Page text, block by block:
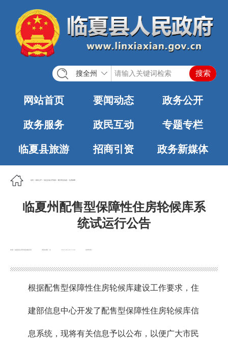
搜全州
网站首页 要闻动态 政务公开
政务服务 政民互动 专题专栏
临夏县旅游 招商引资 政务新媒体
首页 政务公开 法定主动公开内容 重大民生信息 住房保障
临夏州配售型保障性住房轮候库系
统试运行公告
浏览次数： 发布时间：
2025-06-20 15:48
根据配售型保障性住房轮候库建设工作要求，住
建部信息中心开发了配售型保障性住房轮候库信
息系统，现将有关信息予以公布，以便广大市民